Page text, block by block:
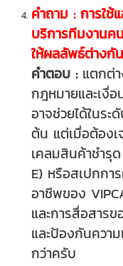
คำถาม : การใช้
บริการทีมงานค
ให้ผลลัพธ์ต่างกั
คำตอบ :แตกต่า
กฎหมายและเงื่
อาจช่วยได้ในร
ต้น แต่เมื่อต้อง
เคลมสินค้าชำรุ
E) หรือสเปกกา
อาชีพของ
และการสื่อสาร
และป้องกันควา
กว่าครับ